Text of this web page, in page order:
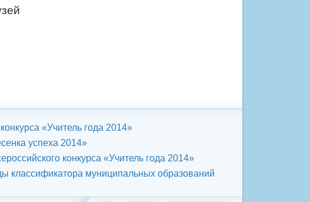
«Учитель года 2014»
успеха 2014»
конкурса «Учитель года 2014»
классификатора муниципальных образований